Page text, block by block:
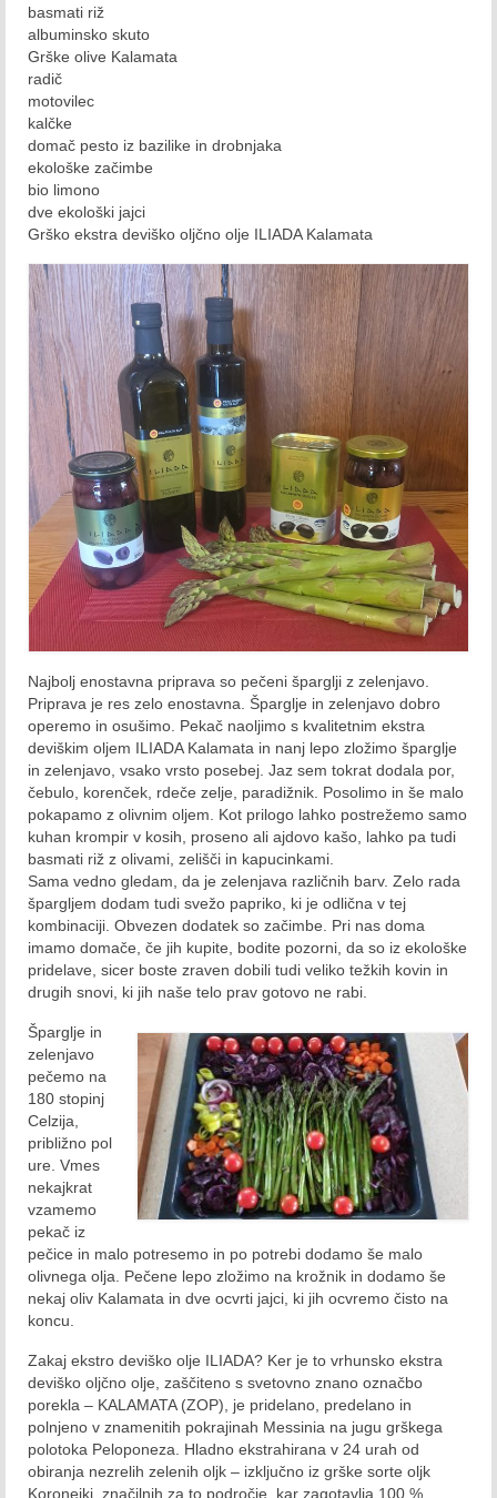
September 2016
December 2016
2017
Januar 2017
Februar 2017
Marec 2017
April 2017
Maj 2017
Junij 2017
Julij 2017
Avgust 2017
September 2017
Oktober 2017
November 2017
December 2017
2018
Januar 2018
Februar 2018
Marec 2018
April 2018
Maj 2018
Junij 2018
Julij 2018
Avgust 2018
September 2018
Oktober 2018
December 2018
2019
Januar 2019
basmati riž
albuminsko skuto
Grške olive Kalamata
radič
motovilec
kalčke
domač pesto iz bazilike in drobnjaka
ekološke začimbe
bio limono
dve ekološki jajci
Grško ekstra deviško oljčno olje ILIADA Kalamata
Najbolj enostavna priprava so pečeni šparglji z zelenjavo.
Priprava je res zelo enostavna. Šparglje in zelenjavo dobro
operemo in osušimo. Pekač naoljimo s kvalitetnim ekstra
deviškim oljem ILIADA Kalamata in nanj lepo zložimo šparglje
in zelenjavo, vsako vrsto posebej. Jaz sem tokrat dodala por,
čebulo, korenček, rdeče zelje, paradižnik. Posolimo in še malo
pokapamo z olivnim oljem. Kot prilogo lahko postrežemo samo
kuhan krompir v kosih, proseno ali ajdovo kašo, lahko pa tudi
basmati riž z olivami, zelišči in kapucinkami.
Sama vedno gledam, da je zelenjava različnih barv. Zelo rada
špargljem dodam tudi svežo papriko, ki je odlična v tej
kombinaciji. Obvezen dodatek so začimbe. Pri nas doma
imamo domače, če jih kupite, bodite pozorni, da so iz ekološke
pridelave, sicer boste zraven dobili tudi veliko težkih kovin in
drugih snovi, ki jih naše telo prav gotovo ne rabi.
Šparglje in
zelenjavo
pečemo na
180 stopinj
Celzija,
približno pol
ure. Vmes
nekajkrat
vzamemo
pekač iz
pečice in malo potresemo in po potrebi dodamo še malo
olivnega olja. Pečene lepo zložimo na krožnik in dodamo še
nekaj oliv Kalamata in dve ocvrti jajci, ki jih ocvremo čisto na
koncu.
Zakaj ekstro deviško olje ILIADA? Ker je to vrhunsko ekstra
deviško oljčno olje, zaščiteno s svetovno znano označbo
porekla – KALAMATA (ZOP), je pridelano, predelano in
polnjeno v znamenitih pokrajinah Messinia na jugu grškega
polotoka Peloponeza. Hladno ekstrahirana v 24 urah od
obiranja nezrelih zelenih oljk – izključno iz grške sorte oljk
Koroneiki, značilnih za to področje, kar zagotavlja 100 %